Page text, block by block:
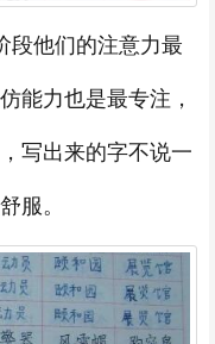
段他们的注意力最
能力也是最专注，
写出来的字不说一
服。